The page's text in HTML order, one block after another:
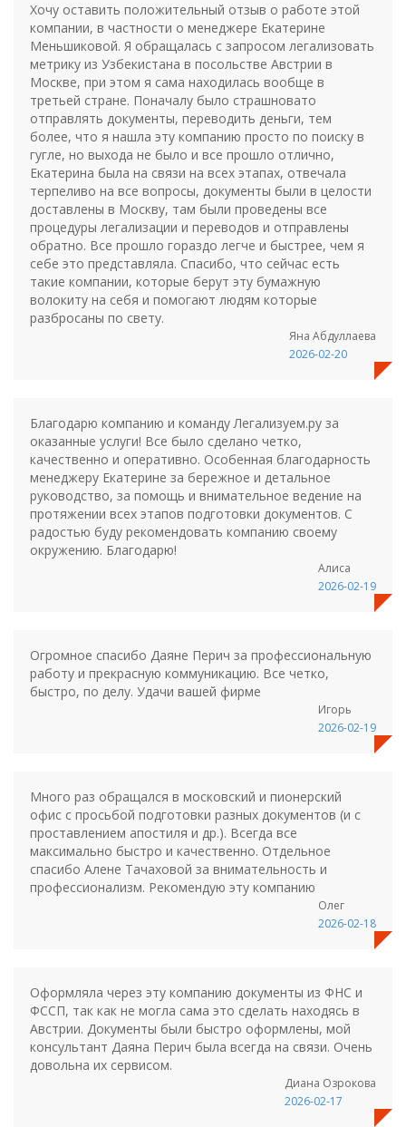
Хочу оставить положительный отзыв о работе этой
компании, в частности о менеджере Екатерине
Меньшиковой. Я обращалась с запросом легализовать
метрику из Узбекистана в посольстве Австрии в
Москве, при этом я сама находилась вообще в
третьей стране. Поначалу было страшновато
отправлять документы, переводить деньги, тем
более, что я нашла эту компанию просто по поиску в
гугле, но выхода не было и все прошло отлично,
Екатерина была на связи на всех этапах, отвечала
терпеливо на все вопросы, документы были в целости
доставлены в Москву, там были проведены все
процедуры легализации и переводов и отправлены
обратно. Все прошло гораздо легче и быстрее, чем я
себе это представляла. Спасибо, что сейчас есть
такие компании, которые берут эту бумажную
волокиту на себя и помогают людям которые
разбросаны по свету.
Яна Абдуллаева
2026-02-20
Благодарю компанию и команду Легализуем.ру за
оказанные услуги! Все было сделано четко,
качественно и оперативно. Особенная благодарность
менеджеру Екатерине за бережное и детальное
руководство, за помощь и внимательное ведение на
протяжении всех этапов подготовки документов. С
радостью буду рекомендовать компанию своему
окружению. Благодарю!
Алиса
2026-02-19
Огромное спасибо Даяне Перич за профессиональную
работу и прекрасную коммуникацию. Все четко,
быстро, по делу. Удачи вашей фирме
Игорь
2026-02-19
Много раз обращался в московский и пионерский
офис с просьбой подготовки разных документов (и с
проставлением апостиля и др.). Всегда все
максимально быстро и качественно. Отдельное
спасибо Алене Тачаховой за внимательность и
профессионализм. Рекомендую эту компанию
Олег
2026-02-18
Оформляла через эту компанию документы из ФНС и
ФССП, так как не могла сама это сделать находясь в
Австрии. Документы были быстро оформлены, мой
консультант Даяна Перич была всегда на связи. Очень
довольна их сервисом.
Диана Озрокова
2026-02-17